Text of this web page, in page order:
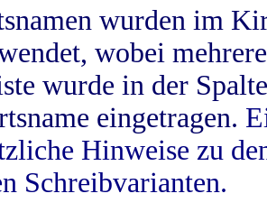
wurden im
wobei
wurde in der
eingetragen.
Hinweise zu
Schreibvarianten.